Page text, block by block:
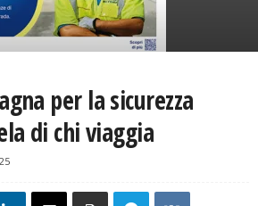
per la sicurezza
di chi viaggia